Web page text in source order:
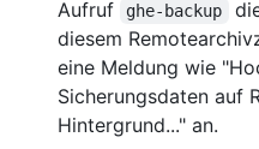
Aufruf
ghe-backup
diesem
eine Meldung wie
Sicherungsdaten auf
Hintergrund..." an.